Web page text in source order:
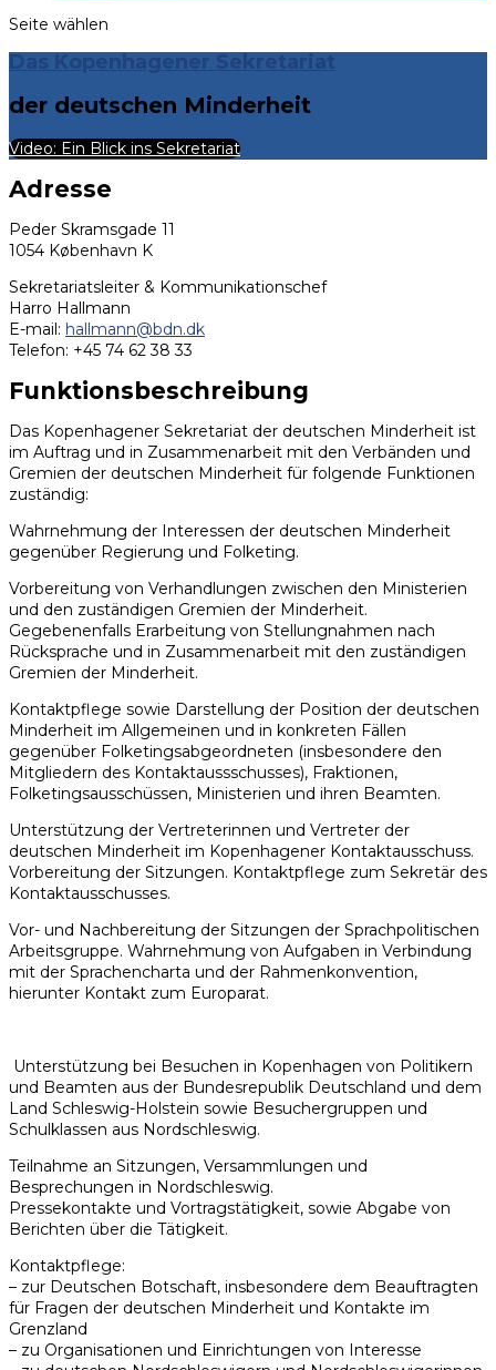
Seite wählen
Das Kopenhagener Sekretariat
der deutschen Minderheit
Video: Ein Blick ins Sekretariat
Adresse
Peder Skramsgade 11
1054 København K
Sekretariatsleiter & Kommunikationschef
Harro Hallmann
E-mail: hallmann@bdn.dk
Telefon: +45 74 62 38 33
Funktions­beschreibung
Das Kopenhagener Sekretariat der deutschen Minderheit ist
im Auftrag und in Zusammenarbeit mit den Verbänden und
Gremien der deutschen Minderheit für folgende Funktionen
zuständig:
Wahrnehmung der Interessen der deutschen Minderheit
gegenüber Regierung und Folketing.
Vorbereitung von Verhandlungen zwischen den Ministerien
und den zuständigen Gremien der Minderheit.
Gegebenenfalls Erarbeitung von Stellungnahmen nach
Rücksprache und in Zusammenarbeit mit den zuständigen
Gremien der Minderheit.
Kontaktpflege sowie Darstellung der Position der deutschen
Minderheit im Allgemeinen und in konkreten Fällen
gegenüber Folketingsabgeordneten (insbesondere den
Mitgliedern des Kontaktaussschusses), Fraktionen,
Folketingsausschüssen, Ministerien und ihren Beamten.
Unterstützung der Vertreterinnen und Vertreter der
deutschen Minderheit im Kopenhagener Kontaktausschuss.
Vorbereitung der Sitzungen. Kontaktpflege zum Sekretär des
Kontaktausschusses.
Vor- und Nachbereitung der Sitzungen der Sprachpolitischen
Arbeitsgruppe. Wahrnehmung von Aufgaben in Verbindung
mit der Sprachencharta und der Rahmenkonvention,
hierunter Kontakt zum Europarat.
Unterstützung bei Besuchen in Kopenhagen von Politikern
und Beamten aus der Bundesrepublik Deutschland und dem
Land Schleswig-Holstein sowie Besuchergruppen und
Schulklassen aus Nordschleswig.
Teilnahme an Sitzungen, Versammlungen und
Besprechungen in Nordschleswig.
Pressekontakte und Vortragstätigkeit, sowie Abgabe von
Berichten über die Tätigkeit.
Kontaktpflege:
– zur Deutschen Botschaft, insbesondere dem Beauftragten
für Fragen der deutschen Minderheit und Kontakte im
Grenzland
– zu Organisationen und Einrichtungen von Interesse